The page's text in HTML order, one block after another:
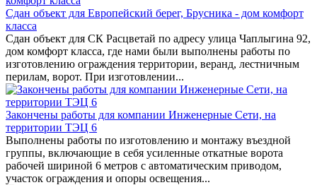
Сдан объект для Европейский берег, Брусника - дом комфорт
класса
Сдан объект для СК Расцветай по адресу улица Чаплыгина 92,
дом комфорт класса, где нами были выполнены работы по
изготовлению ограждения территории, веранд, лестничным
перилам, ворот. При изготовлении...
Закончены работы для компании Инженерные Сети, на
территории ТЭЦ 6
Выполнены работы по изготовлению и монтажу въездной
группы, включающие в себя усиленные откатные ворота
рабочей шириной 6 метров с автоматическим приводом,
участок ограждения и опоры освещения...